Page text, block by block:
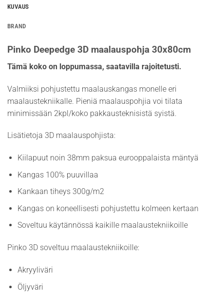
KUVAUS
BRAND
Pinko Deepedge 3D maalauspohja 30x80cm
Tämä koko on loppumassa, saatavilla rajoitetusti.
Valmiiksi pohjustettu maalauskangas monelle eri
maalaustekniikalle. Pieniä maalauspohjia voi tilata
minimissään 2kpl/koko pakkausteknisistä syistä.
Lisätietoja 3D maalauspohjista:
Kiilapuut noin 38mm paksua eurooppalaista mäntyä
Kangas 100% puuvillaa
Kankaan tiheys 300g/m2
Kangas on koneellisesti pohjustettu kolmeen kertaan
Soveltuu käytännössä kaikille maalaustekniikoille
Pinko 3D soveltuu maalaustekniikoille:
Akryyliväri
Öljyväri